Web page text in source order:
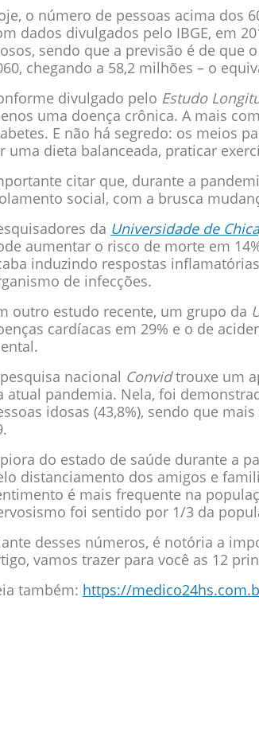
o número de pessoas acima dos
dados divulgados pelo IBGE, em
sendo que a previsão é de que
chegando a 58,2 milhões – o
divulgado pelo Estudo
uma doença crônica. A mais
E não há segredo: os meios
uma dieta balanceada, praticar
citar que, durante a
social, com a brusca
da Universidade de
aumentar o risco de morte em
induzindo respostas
de infecções.
outro estudo recente, um grupo da
cardíacas em 29% e o de
nacional Convidtrouxe um
atual pandemia. Nela, foi
idosas (43,8%), sendo que
do estado de saúde durante a
distanciamento dos amigos e
é mais frequente na
foi sentido por 1/3 da
desses números, é notória a
vamos trazer para você as 12
também: https://